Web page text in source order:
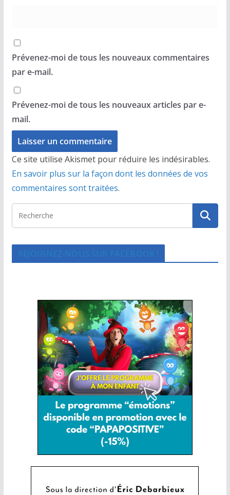
Prévenez-moi de tous les nouveaux commentaires
par e-mail.
Prévenez-moi de tous les nouveaux articles par e-
mail.
Ce site utilise Akismet pour réduire les indésirables.
En savoir plus sur la façon dont les données de vos
commentaires sont traitées.
REJOIGNEZ-NOUS SUR FACEBOOK !